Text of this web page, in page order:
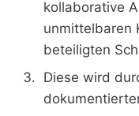
kollaborative
unmittelbaren
beteiligten
Diese wird